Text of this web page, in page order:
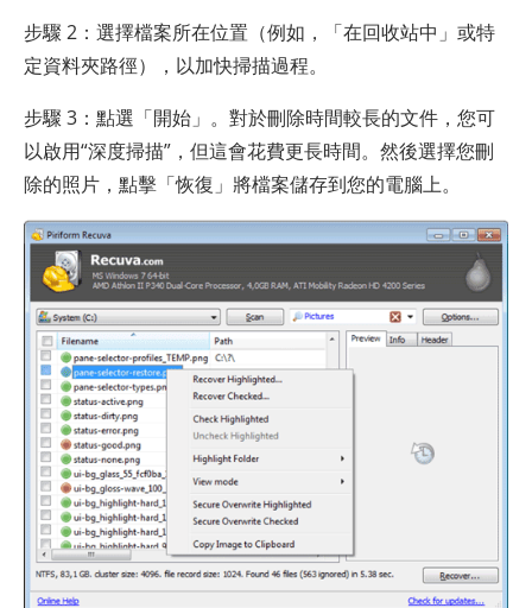
步驟 2：選擇檔案所在位置（例如，「在回收站中」或特
定資料夾路徑），以加快掃描過程。
步驟 3：點選「開始」。對於刪除時間較長的文件，您可
以啟用“深度掃描”，但這會花費更長時間。然後選擇您刪
除的照片，點擊「恢復」將檔案儲存到您的電腦上。